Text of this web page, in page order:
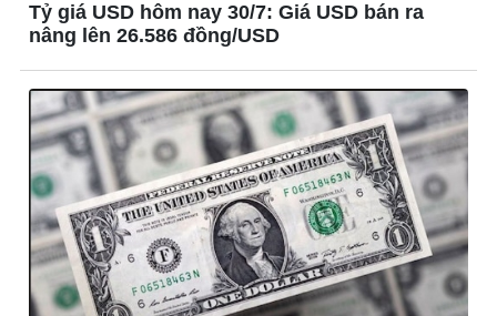
Giải trí
Nghệ sĩ
Thời trang
Sao Việt
Du lịch
Tư vấn
Săn Tour
check-in
Tỷ giá USD hôm nay 30/7: Giá USD bán ra
nâng lên 26.586 đồng/USD